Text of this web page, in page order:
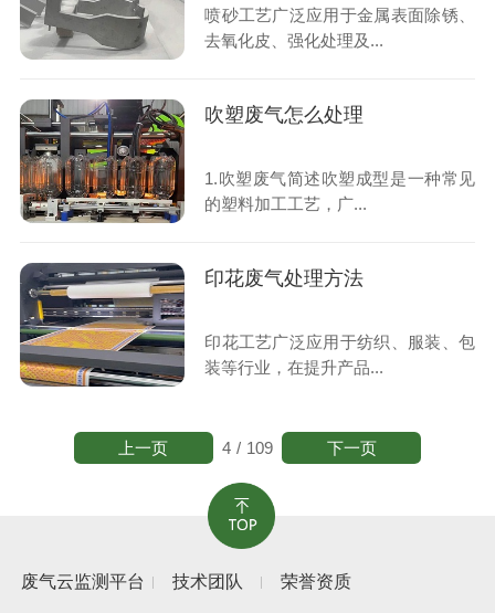
喷砂工艺广泛应用于金属表面除锈、
去氧化皮、强化处理及...
吹塑废气怎么处理
1.吹塑废气简述吹塑成型是一种常见
的塑料加工工艺，广...
印花废气处理方法
印花工艺广泛应用于纺织、服装、包
装等行业，在提升产品...
4 / 109
上一页 下一页
废气云监测平台 技术团队 荣誉资质